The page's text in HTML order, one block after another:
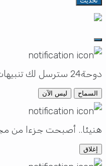
دوحة24 سترسل لك تنبيهات وأخبار عاجلة لحظة وقوعها
السماح ليس الآن
هنيئا.. أصبحت جزءا من
إغلاق